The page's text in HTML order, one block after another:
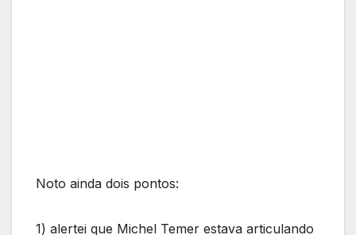
Noto ainda dois pontos:
1) alertei que Michel Temer estava articulando